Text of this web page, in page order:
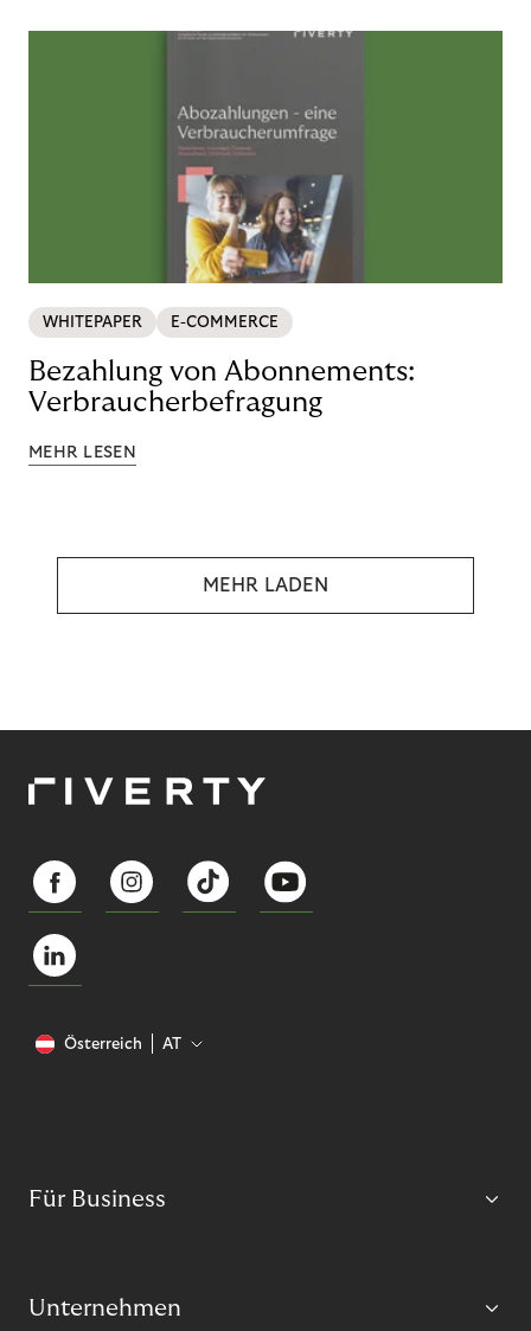
WHITEPAPER E-COMMERCE
Bezahlung von Abonnements:
Verbraucherbefragung
MEHR LESEN
MEHR LADEN
Österreich AT
Für Business
Unternehmen